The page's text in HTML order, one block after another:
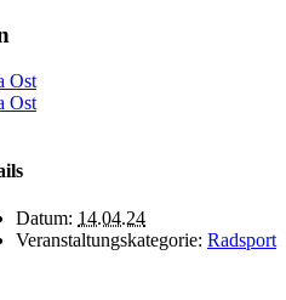
Ost
Ost
Datum: 14.04.24
Veranstaltungskategorie: Radsport